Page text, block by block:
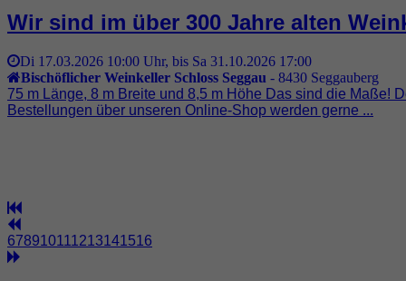
Wir sind im über 300 Jahre alten
Di 17.03.2026 10:00 Uhr, bis Sa 31.10.2026 17:00
Bischöflicher Weinkeller Schloss Seggau - 8430 Seggauberg
75 m Länge, 8 m Breite und 8,5 m Höhe Das sind die Maße!
Bestellungen über unseren Online-Shop werden gerne ...
67891011 1213141516